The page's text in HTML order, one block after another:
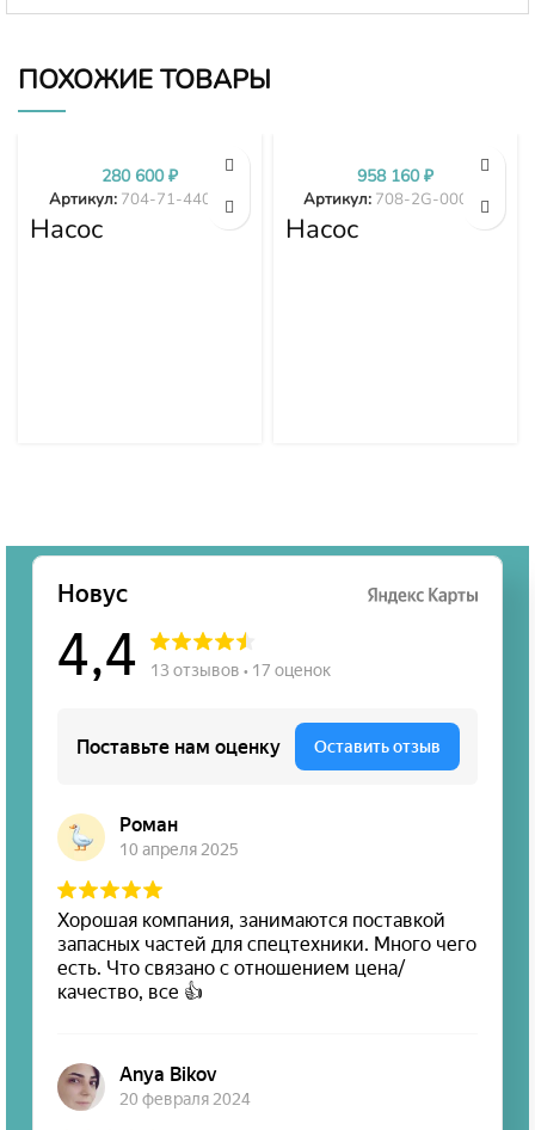
ПОХОЖИЕ ТОВАРЫ
Насос
трансмиссии
Артикул: 704-71-44002
280 600₽
Насос
гидравлики
Артикул: 708-2G-00024
958 160₽